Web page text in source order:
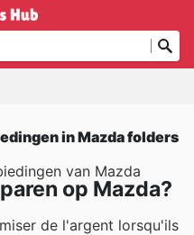
in Mazda folders
van Mazda
op Mazda?
de l'argent lorsqu'ils